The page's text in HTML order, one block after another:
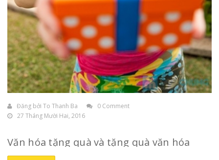
Đăng bởi To Thanh Ba
0 Comment
27 Tháng Mười Hai, 2016
Văn hóa tặng quà và tặng quà văn hóa
Tâm lý chung của mỗi người là đều thích được